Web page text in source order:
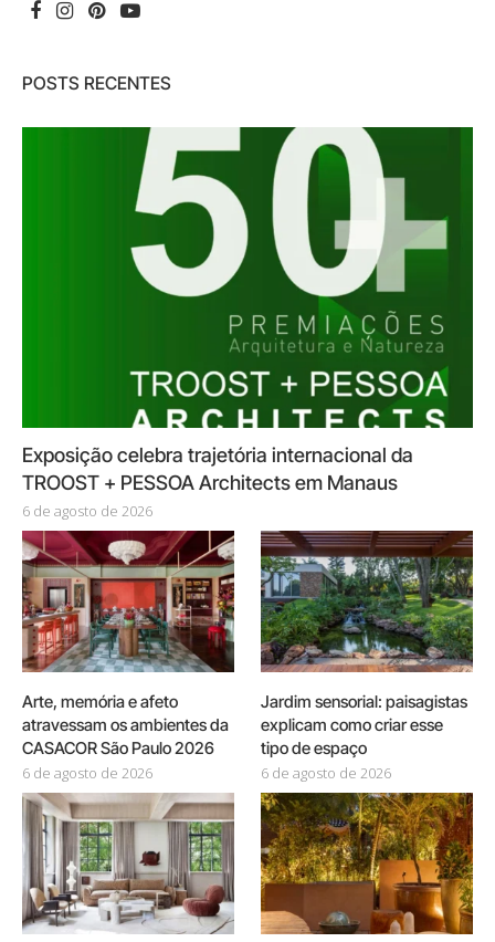
POSTS RECENTES
Exposição celebra trajetória internacional da
TROOST + PESSOA Architects em Manaus
6 de agosto de 2026
Arte, memória e afeto
atravessam os ambientes da
CASACOR São Paulo 2026
6 de agosto de 2026
Jardim sensorial: paisagistas
explicam como criar esse
tipo de espaço
6 de agosto de 2026